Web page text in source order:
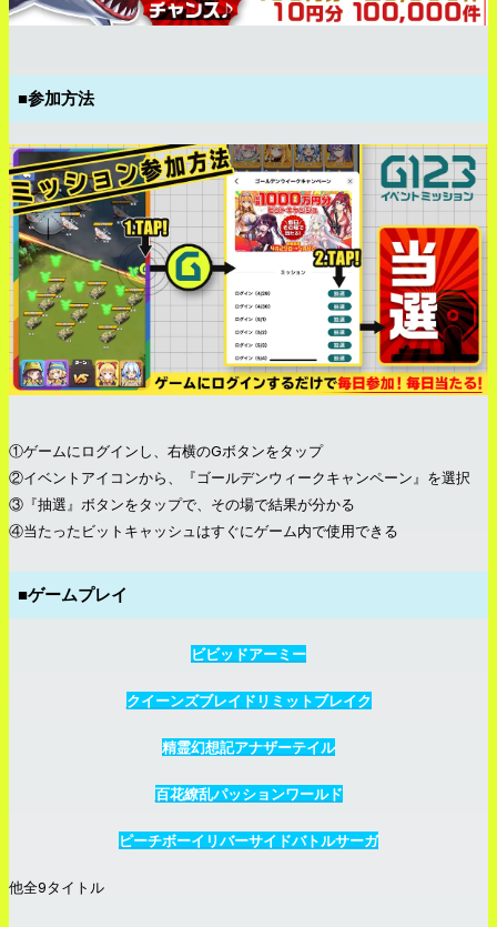
■参加方法
①ゲームにログインし、右横のGボタンをタップ
②イベントアイコンから、『ゴールデンウィークキャンペーン』を選択
③『抽選』ボタンをタップで、その場で結果が分かる
④当たったビットキャッシュはすぐにゲーム内で使用できる
■ゲームプレイ
ビビッドアーミー
クイーンズブレイドリミットブレイク
精霊幻想記アナザーテイル
百花繚乱パッションワールド
ピーチボーイリバーサイドバトルサーガ
他全9タイトル